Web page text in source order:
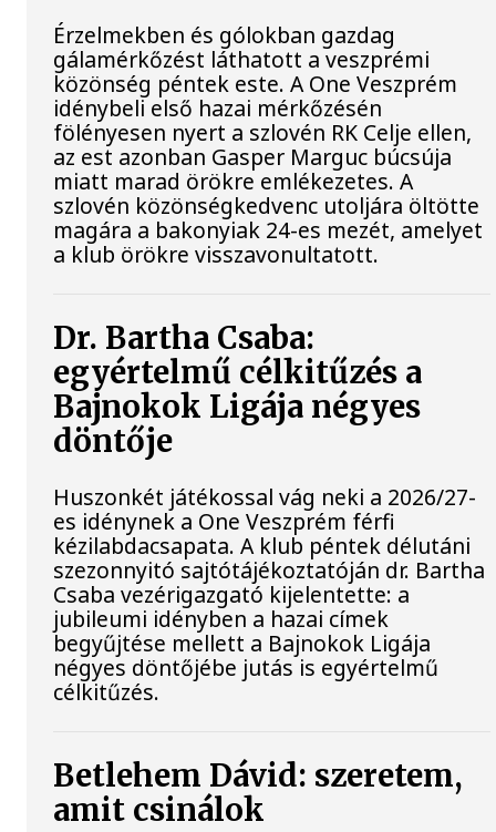
Érzelmekben és gólokban gazdag
gálamérkőzést láthatott a veszprémi
közönség péntek este. A One Veszprém
idénybeli első hazai mérkőzésén
fölényesen nyert a szlovén RK Celje ellen,
az est azonban Gasper Marguc búcsúja
miatt marad örökre emlékezetes. A
szlovén közönségkedvenc utoljára öltötte
magára a bakonyiak 24-es mezét, amelyet
a klub örökre visszavonultatott.
Dr. Bartha Csaba:
egyértelmű célkitűzés a
Bajnokok Ligája négyes
döntője
Huszonkét játékossal vág neki a 2026/27-
es idénynek a One Veszprém férfi
kézilabdacsapata. A klub péntek délutáni
szezonnyitó sajtótájékoztatóján dr. Bartha
Csaba vezérigazgató kijelentette: a
jubileumi idényben a hazai címek
begyűjtése mellett a Bajnokok Ligája
négyes döntőjébe jutás is egyértelmű
célkitűzés.
Betlehem Dávid: szeretem,
amit csinálok